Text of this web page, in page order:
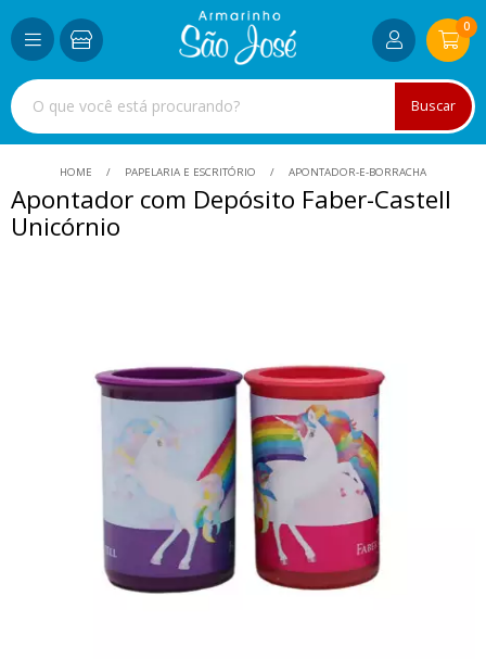
Buscar
0
HOME PAPELARIA E ESCRITÓRIO APONTADOR-E-BORRACHA
Apontador com Depósito Faber-Castell
Unicórnio